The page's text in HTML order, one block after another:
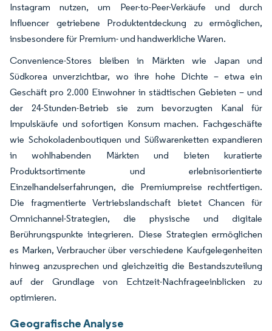
Instagram nutzen, um Peer-to-Peer-Verkäufe und durch
Influencer getriebene Produktentdeckung zu ermöglichen,
insbesondere für Premium- und handwerkliche Waren.
Convenience-Stores bleiben in Märkten wie Japan und
Südkorea unverzichtbar, wo ihre hohe Dichte – etwa ein
Geschäft pro 2.000 Einwohner in städtischen Gebieten – und
der 24-Stunden-Betrieb sie zum bevorzugten Kanal für
Impulskäufe und sofortigen Konsum machen. Fachgeschäfte
wie Schokoladenboutiquen und Süßwarenketten expandieren
in wohlhabenden Märkten und bieten kuratierte
Produktsortimente und erlebnisorientierte
Einzelhandelserfahrungen, die Premiumpreise rechtfertigen.
Die fragmentierte Vertriebslandschaft bietet Chancen für
Omnichannel-Strategien, die physische und digitale
Berührungspunkte integrieren. Diese Strategien ermöglichen
es Marken, Verbraucher über verschiedene Kaufgelegenheiten
hinweg anzusprechen und gleichzeitig die Bestandszuteilung
auf der Grundlage von Echtzeit-Nachfrageeinblicken zu
optimieren.
Geografische Analyse